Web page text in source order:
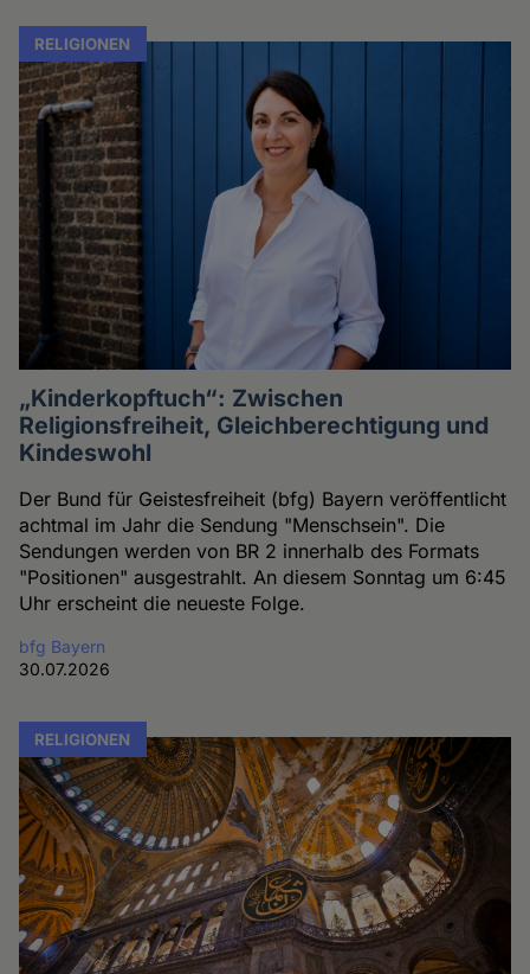
RELIGIONEN
„Kinderkopftuch“: Zwischen
Religionsfreiheit, Gleichberechtigung und
Kindeswohl
Der Bund für Geistesfreiheit (bfg) Bayern veröffentlicht
achtmal im Jahr die Sendung "Menschsein". Die
Sendungen werden von BR 2 innerhalb des Formats
"Positionen" ausgestrahlt. An diesem Sonntag um 6:45
Uhr erscheint die neueste Folge.
bfg Bayern
30.07.2026
RELIGIONEN